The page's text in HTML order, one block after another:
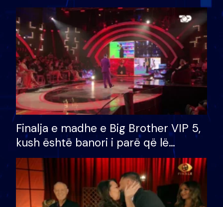
Finalja e madhe e Big Brother VIP 5,
kush është banori i parë që lë
shtëpinë dhe humb mundësinë për
të fituar çmimin e madh